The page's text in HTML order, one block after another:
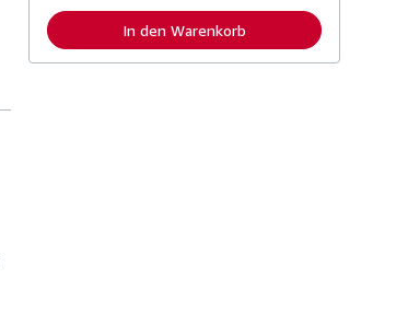
n
e
n
t
e
In den Warenkorb